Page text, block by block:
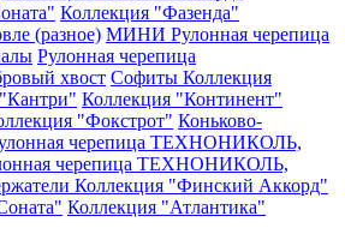
Коллекция "Фазенда"
(разное) МИНИ Рулонная черепица
Рулонная черепица
хвост Софиты Коллекция
Коллекция "Континент"
"Фокстрот" Коньково-
черепица ТЕХНОНИКОЛЬ,
черепица ТЕХНОНИКОЛЬ,
Коллекция "Финский Аккорд"
Коллекция "Атлантика"